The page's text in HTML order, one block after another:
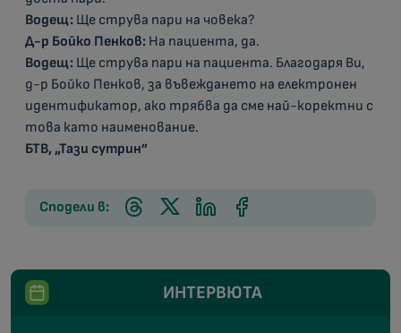
Водещ: Ще струва пари на човека?
Д-р Бойко Пенков: На пациента, да.
Водещ: Ще струва пари на пациента. Благодаря Ви,
д-р Бойко Пенков, за въвеждането на електронен
идентификатор, ако трябва да сме най-коректни с
това като наименование.
БТВ, „Тази сутрин”
Сподели в:
ИНТЕРВЮТА